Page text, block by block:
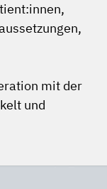
mit der
und